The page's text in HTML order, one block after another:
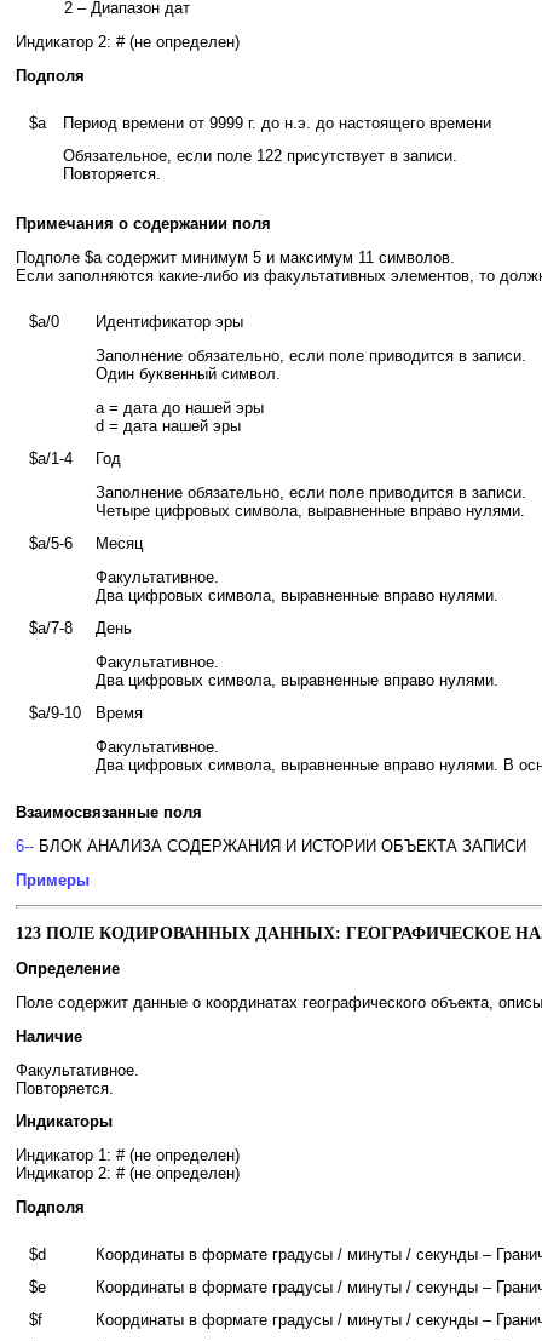
2 – Диапазон дат
Индикатор 2: # (не определен)
Подполя
$a
Период времени от 9999 г. до н.э. до настоящего времени
Обязательное, если поле 122 присутствует в записи.
Повторяется.
Примечания о содержании поля
Подполе $a содержит минимум 5 и максимум 11 символов.
Если заполняются какие-либо из факультативных элементов, то
$a/0
Идентификатор эры
Заполнение обязательно, если поле приводится в записи.
Один буквенный символ.
a = дата до нашей эры
d = дата нашей эры
$a/1-4
Год
Заполнение обязательно, если поле приводится в записи.
Четыре цифровых символа, выравненные вправо нулями.
$a/5-6
Месяц
Факультативное.
Два цифровых символа, выравненные вправо нулями.
$a/7-8
День
Факультативное.
Два цифровых символа, выравненные вправо нулями.
$a/9-10
Время
Факультативное.
Два цифровых символа, выравненные вправо нулями. В
Взаимосвязанные поля
6-- БЛОК АНАЛИЗА СОДЕРЖАНИЯ И ИСТОРИИ ОБЪЕКТА ЗАПИСИ
Примеры
123 ПОЛЕ КОДИРОВАННЫХ ДАННЫХ: ГЕОГРАФИЧЕСКОЕ
Определение
Поле содержит данные о координатах географического объекта,
Наличие
Факультативное.
Повторяется.
Индикаторы
Индикатор 1: # (не определен)
Индикатор 2: # (не определен)
Подполя
$d
Координаты в формате градусы / минуты / секунды –
$e
Координаты в формате градусы / минуты / секунды –
$f
Координаты в формате градусы / минуты / секунды –